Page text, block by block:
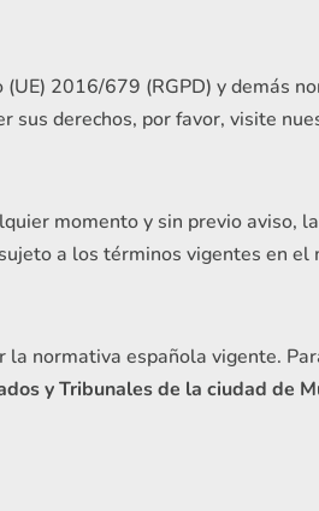
2016/679 (RGPD) y demás
sus derechos, por favor, visite
momento y sin previo aviso,
a los términos vigentes en
la normativa española vigente.
y Tribunales de la ciudad de